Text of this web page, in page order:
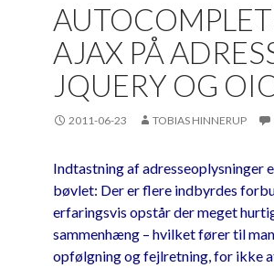
AJAX PÅ
JQUERY OG
2011-06-23 TOBIAS HINNERUP
Indtastning af adresseoplysninger
bøvlet: Der er flere indbyrdes
erfaringsvis opstår der meget
sammenhæng – hvilket fører til
opfølgning og fejlretning, for ikke